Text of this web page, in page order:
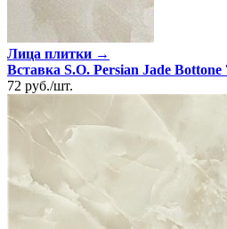
Лица плитки →
Вставка S.O. Persian Jade
72 руб./шт.